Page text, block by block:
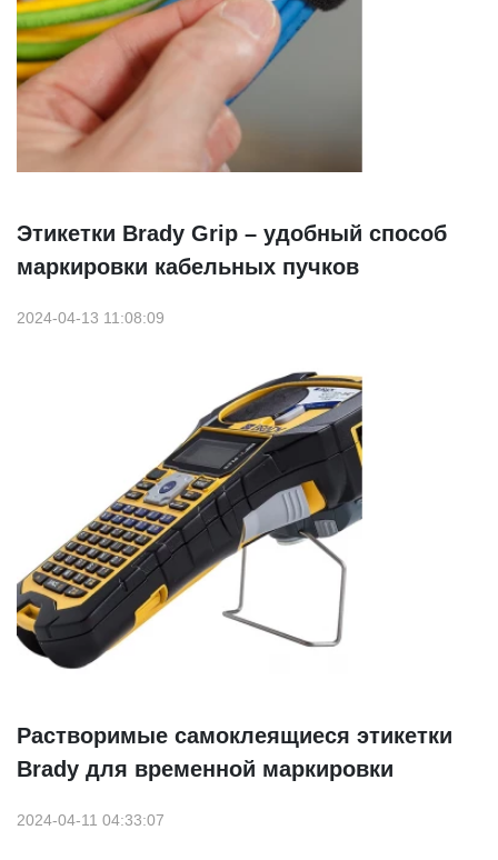
Этикетки Brady Grip – удобный способ
маркировки кабельных пучков
2024-04-13 11:08:09
Растворимые самоклеящиеся этикетки
Brady для временной маркировки
2024-04-11 04:33:07